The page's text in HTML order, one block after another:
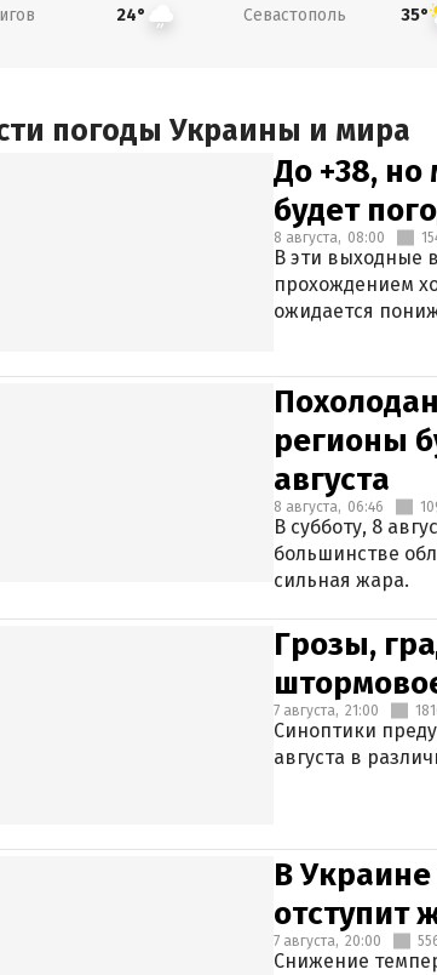
24° Севастополь 35°
погоды Украины и мира
До +38,
будет
8 августа, 08:00
В эти выходные
прохождением
ожидается
регионы
августа
8 августа, 06:46
В субботу, 8
большинстве
сильная жара.
Грозы,
7 августа, 21:00
Синоптики
августа в
В
отступит
7 августа, 20:00
Снижение